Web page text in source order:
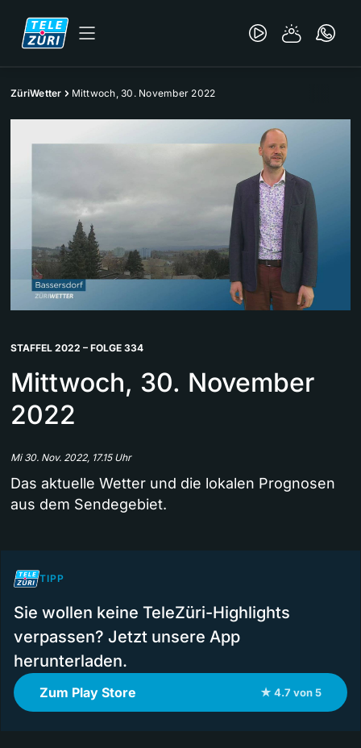
ZüriWetter Mittwoch, 30. November 2022
STAFFEL 2022 – FOLGE 334
Mittwoch, 30. November
2022
Mi 30. Nov. 2022, 17.15 Uhr
Das aktuelle Wetter und die lokalen Prognosen
aus dem Sendegebiet.
TIPP
Sie wollen keine TeleZüri-Highlights
verpassen? Jetzt unsere App
herunterladen.
Zum Play Store ★ 4.7 von 5